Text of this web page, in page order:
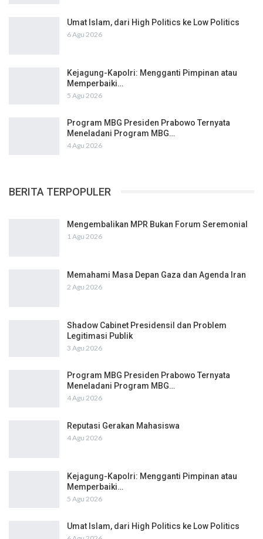
Umat Islam, dari High Politics ke Low Politics
6 Agu 2026
Kejagung-Kapolri: Mengganti Pimpinan atau
Memperbaiki…
5 Agu 2026
Program MBG Presiden Prabowo Ternyata
Meneladani Program MBG…
4 Agu 2026
BERITA TERPOPULER
Mengembalikan MPR Bukan Forum Seremonial
1 Agu 2026
Memahami Masa Depan Gaza dan Agenda Iran
2 Agu 2026
Shadow Cabinet Presidensil dan Problem
Legitimasi Publik
3 Agu 2026
Program MBG Presiden Prabowo Ternyata
Meneladani Program MBG…
4 Agu 2026
Reputasi Gerakan Mahasiswa
4 Agu 2026
Kejagung-Kapolri: Mengganti Pimpinan atau
Memperbaiki…
5 Agu 2026
Umat Islam, dari High Politics ke Low Politics